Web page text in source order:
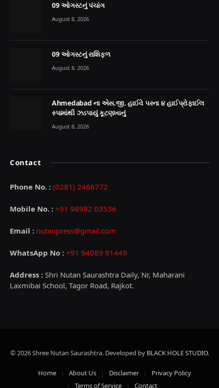
09 ઓગસ્ટનું પંચાંગ
August 8, 2026
09 ઓગસ્ટનું રાશિફળ
August 8, 2026
Ahmedabad ના એસ.જી. હાઈવે પરના ૪ હાઈપ્રોફાઈલ
સ્પામાંથી ઝડપાયું કૂટણખાનું
August 8, 2026
Contact
Phone No. : (0281) 2466772
Mobile No. : +91 98982 03536
Email : nutanpress@gmail.com
WhatsApp No : +91 94089 91449
Address : Shri Nutan Saurashtra Daily, Nr, Maharani
Laxmibai School, Tagor Road, Rajkot.
© 2026 Shree Nutan Saurashtra. Developed by BLACK HOLE STUDIO.
Home About Us Disclaimer
Privacy Policy
Terms of Service
Contact